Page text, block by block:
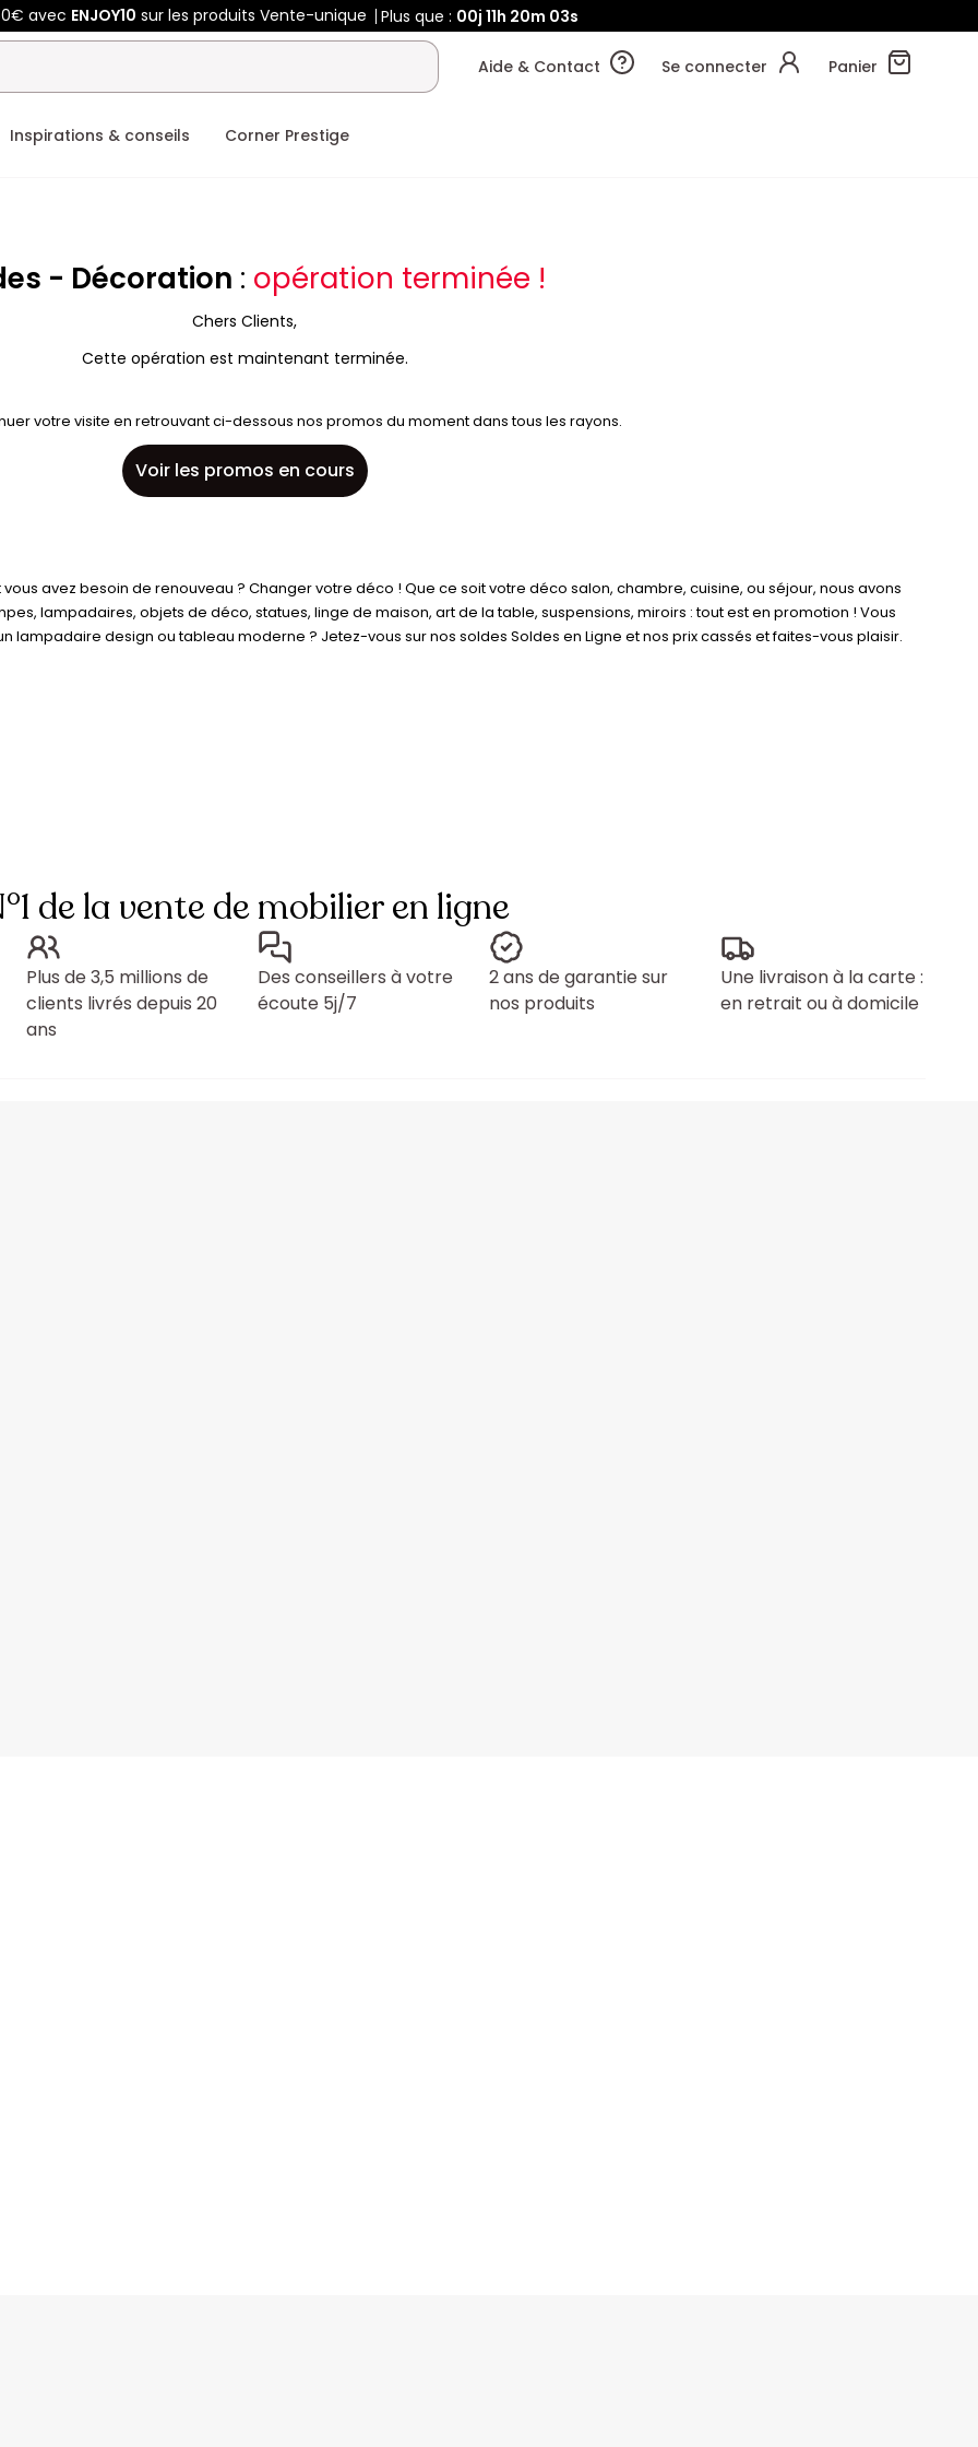
avecENJOY10 sur les produits Vente-unique Plus que :00j 11h 20m 01s
Aide & Contact Se connecter Panier
Inspirations & conseils Corner Prestige
- Décoration : opération terminée !
Chers Clients,
Cette opération est maintenant terminée.
votre visite en retrouvant ci-dessous nos promos du moment dans tous les rayons.
Voir les promos en cours
avez besoin de renouveau ? Changer votre déco ! Que ce soit votre déco salon, chambre, cuisine, ou séjour, nous avons
lampadaires, objets de déco, statues, linge de maison, art de la table, suspensions, miroirs : tout est en promotion ! Vous
lampadaire design ou tableau moderne ? Jetez-vous sur nos soldes Soldes en Ligne et nos prix cassés et faites-vous plaisir.
de la vente de mobilier en ligne
Plus de 3,5 millions de
clients livrés depuis 20
ans
Des conseillers à votre
écoute 5j/7
2 ans de garantie sur
nos produits
Une livraison à la carte :
en retrait ou à domicile